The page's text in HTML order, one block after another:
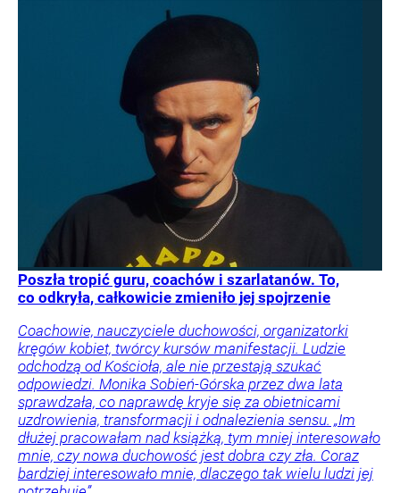
Poszła tropić guru, coachów i szarlatanów. To,
co odkryła, całkowicie zmieniło jej spojrzenie
Coachowie, nauczyciele duchowości, organizatorki
kręgów kobiet, twórcy kursów manifestacji. Ludzie
odchodzą od Kościoła, ale nie przestają szukać
odpowiedzi. Monika Sobień-Górska przez dwa lata
sprawdzała, co naprawdę kryje się za obietnicami
uzdrowienia, transformacji i odnalezienia sensu. „Im
dłużej pracowałam nad książką, tym mniej interesowało
mnie, czy nowa duchowość jest dobra czy zła. Coraz
bardziej interesowało mnie, dlaczego tak wielu ludzi jej